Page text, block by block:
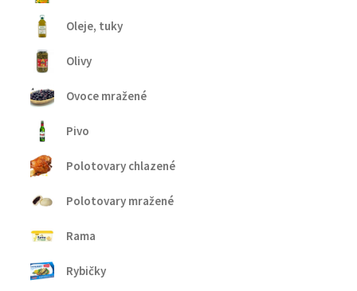
Oleje, tuky
Olivy
Ovoce mražené
Pivo
Polotovary chlazené
Polotovary mražené
Rama
Rybičky